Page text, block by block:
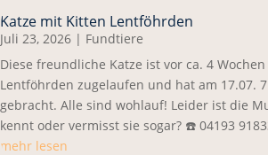
Katze mit Kitten Lentföhrden
Juli 23, 2026 | Fundtiere
Diese freundliche Katze ist vor ca. 4
Lentföhrden zugelaufen und hat am 17.07.
gebracht. Alle sind wohlauf! Leider ist die
kennt oder vermisst sie sogar? ☎️ 04193
mehr lesen